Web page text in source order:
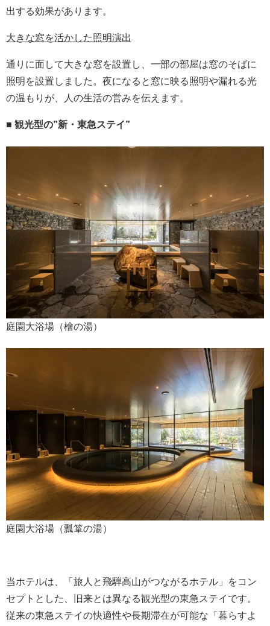
出する効果があります。
大きな窓を活かした照明演出
通りに面して大きな窓を設置し、一部の部屋は窓のそばに
照明を設置しました。夜になると窓に映る照明や漏れる光
の温もりが、人の生活の営みを伝えます。
■ 観光型の”新・東急ステイ”
庭園大浴場（檜の湯）
庭園大浴場（瓢箪の湯）
当ホテルは、「旅人と飛騨高山がつながるホテル」をコン
セプトとした、旧来とは異なる観光型の東急ステイです。
従来の東急ステイの快適性や長期滞在が可能な「暮らすよ